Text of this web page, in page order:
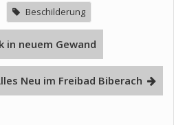
Beschilderung
in neuem Gewand
Neu im Freibad Biberach